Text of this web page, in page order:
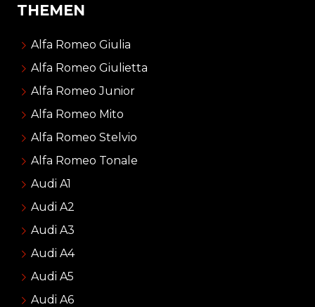
THEMEN
Alfa Romeo Giulia
Alfa Romeo Giulietta
Alfa Romeo Junior
Alfa Romeo Mito
Alfa Romeo Stelvio
Alfa Romeo Tonale
Audi A1
Audi A2
Audi A3
Audi A4
Audi A5
Audi A6